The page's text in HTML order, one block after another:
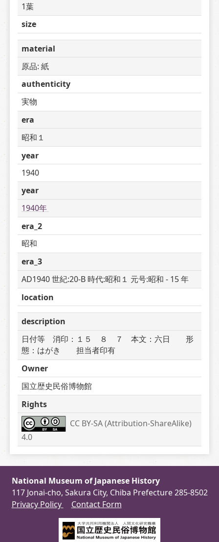
1葉
size
material
原品: 紙
authenticity
実物
era
昭和１
year
1940
year
1940年
era_2
昭和
era_3
AD1940 世紀:20-B 時代:昭和１ 元号:昭和 - 15 年
location
description
日付等　消印：１５　８　７　本文：六日　　形
態：はがき　　担当者印有
Owner
国立歴史民俗博物館
Rights
CC BY-SA (Attribution-ShareAlike)
4.0
National Museum of Japanese History
117 Jonai-cho, Sakura City, Chiba Prefecture 285-8502
Privacy Policy
Contact Form